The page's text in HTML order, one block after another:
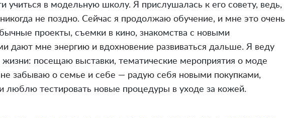
учиться в модельную школу. Я прислушалась к его совету, ведь,
никогда не поздно. Сейчас я продолжаю обучение, и мне это очень
проекты, съемки в кино, знакомства с новыми
дают мне энергию и вдохновение развиваться дальше. Я веду
жизни: посещаю выставки, тематические мероприятия о моде
не забываю о семье и себе — радую себя новыми покупками,
люблю тестировать новые процедуры в уходе за кожей.